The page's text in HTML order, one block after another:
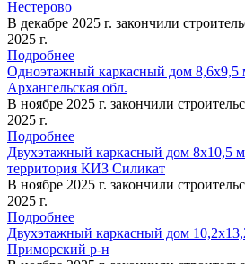
Нестерово
В декабре 2025 г. закончили
2025 г.
Подробнее
Одноэтажный каркасный дом 8,6х9,5
Архангельская обл.
В ноябре 2025 г. закончили
2025 г.
Подробнее
Двухэтажный каркасный дом 8х10,5 м
территория КИЗ Силикат
В ноябре 2025 г. закончили
2025 г.
Подробнее
Двухэтажный каркасный дом
Приморский р-н